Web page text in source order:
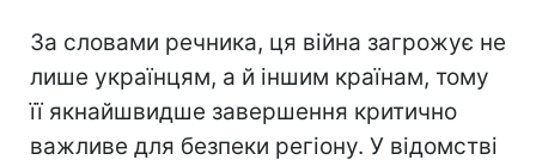
За словами речника, ця війна загрожує не
лише українцям, а й іншим країнам, тому
її якнайшвидше завершення критично
важливе для безпеки регіону. У відомстві